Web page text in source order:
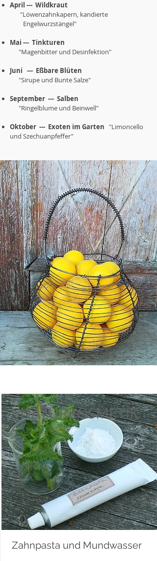
April --- Wildkraut
"Löwenzahnkapern, kandierte
Engelwurzstängel"
Mai --- Tinkturen
"Magenbitter und Desinfektion"
Juni --- Eßbare Blüten
"Sirupe und Bunte Salze"
September --- Salben
"Ringelblume und Beinwell"
Oktober --- Exoten im Garten
"Limoncello
und Szechuanpfeffer"
NATURKOSMETIK
Zahnpasta und Mundwasser